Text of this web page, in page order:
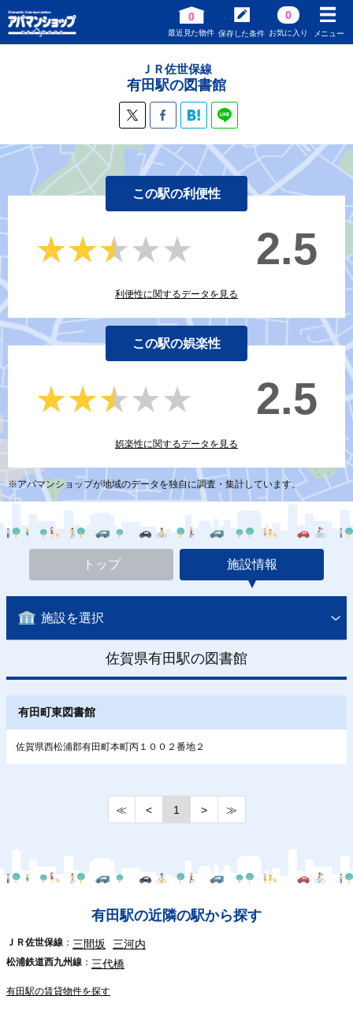
0
最近見た物件 保存した条件
0
お気に入り メニュー
ＪＲ佐世保線
有田駅の図書館
この駅の利便性
★★★★★
★★★★★ 2.5
利便性に関するデータを見る
この駅の娯楽性
★★★★★
★★★★★ 2.5
娯楽性に関するデータを見る
※アパマンショップが地域のデータを独自に調査・集計しています。
トップ 施設情報
施設を選択
佐賀県有田駅の図書館
有田町東図書館
佐賀県西松浦郡有田町本町丙１００２番地２
≪ < 1 > ≫
有田駅の近隣の駅から探す
ＪＲ佐世保線 三間坂 三河内
松浦鉄道西九州線 三代橋
有田駅の賃貸物件を探す